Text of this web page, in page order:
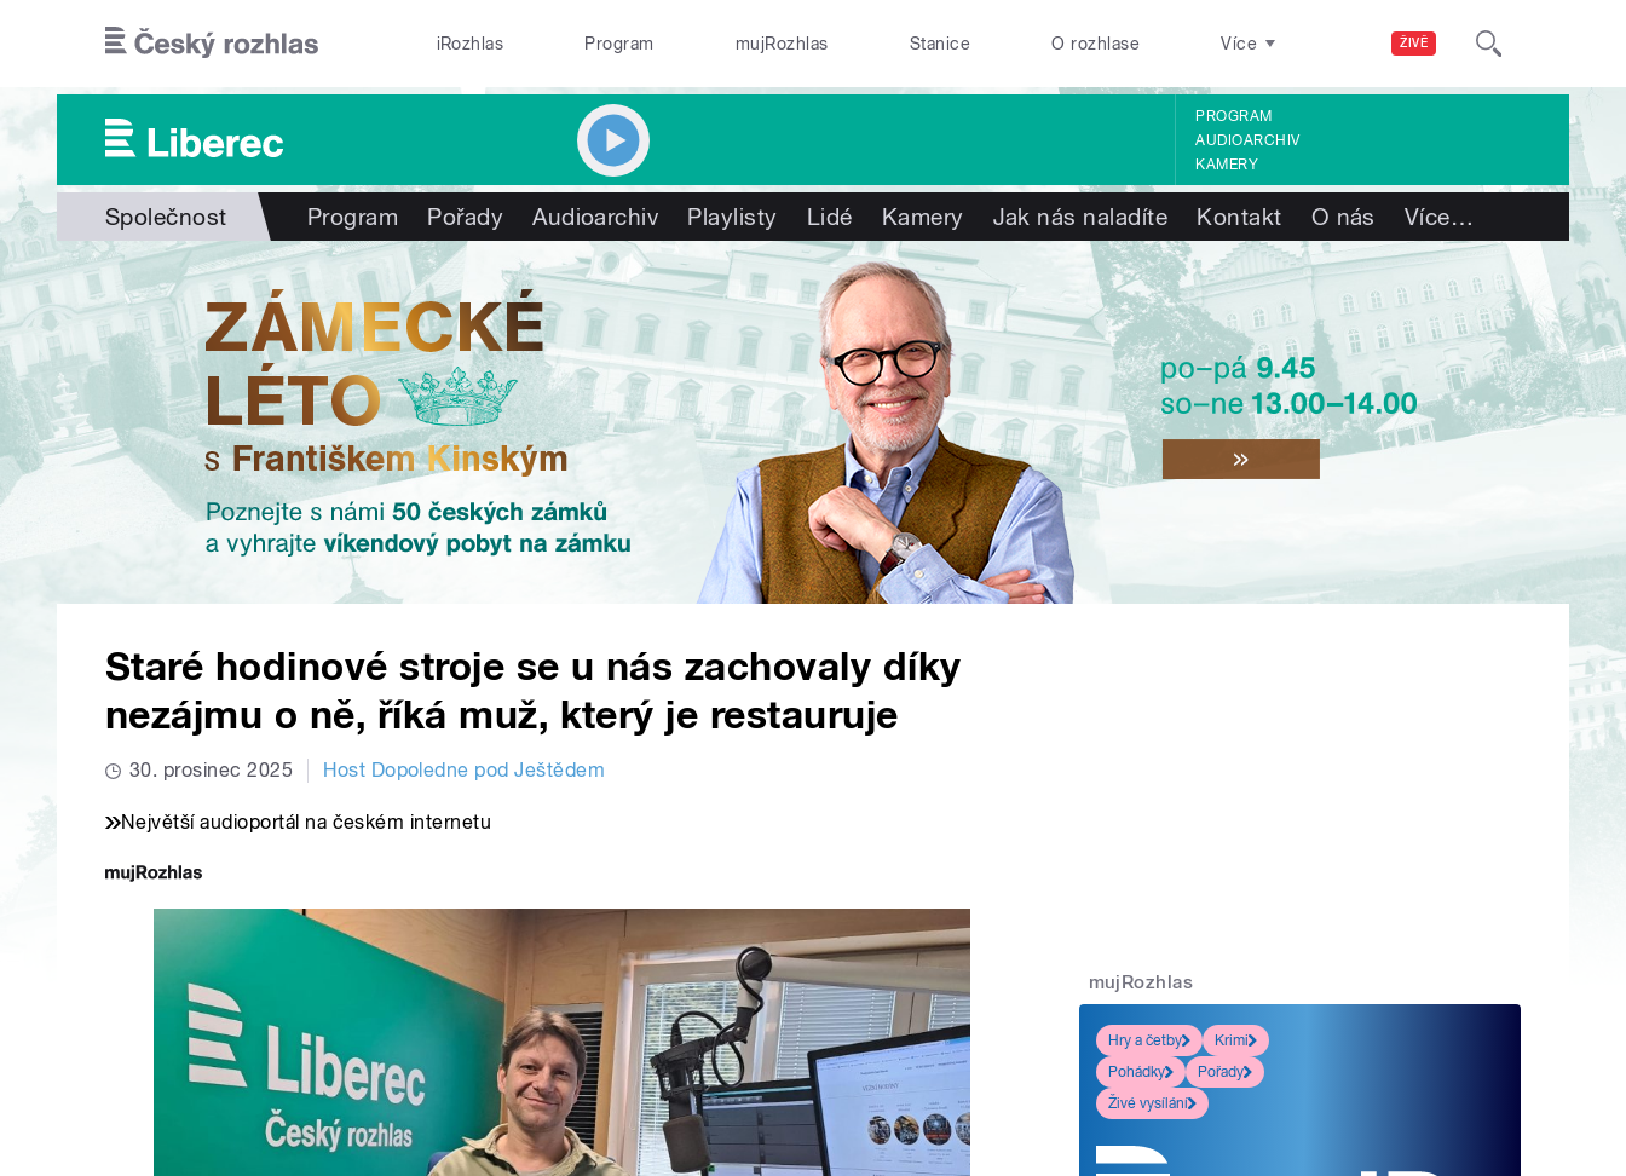
ŽIVĚ
iRozhlas Program mujRozhlas Stanice O rozhlase Více
PROGRAM
AUDIOARCHIV
KAMERY
Společnost Program Pořady Audioarchiv Playlisty Lidé Kamery Jak nás naladíte Kontakt O nás Více…
Staré hodinové stroje se u nás zachovaly díky
nezájmu o ně, říká muž, který je restauruje
30. prosinec 2025 Host Dopoledne pod Ještědem
Největší audioportál na českém internetu
mujRozhlas
Hry a četby
Krimi
Pohádky
Pořady
Živé vysílání